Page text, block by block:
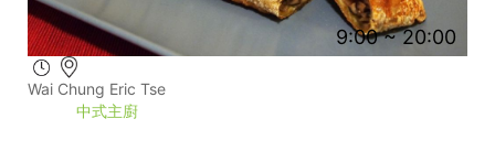
9:00 ~ 20:00
Wai Chung Eric Tse
中式主廚